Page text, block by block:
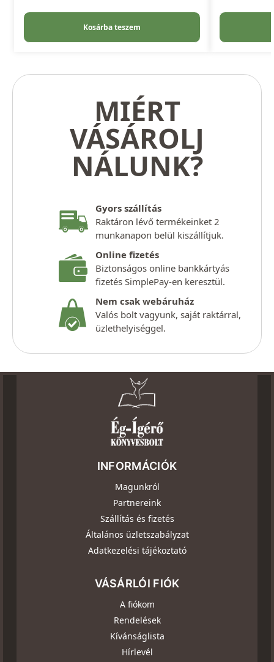
Kosárba teszem
MIÉRT
VÁSÁROLJ
NÁLUNK?
Gyors szállítás
Raktáron lévő termékeinket 2
munkanapon belül kiszállítjuk.
Online fizetés
Biztonságos online bankkártyás
fizetés SimplePay-en keresztül.
Nem csak webáruház
Valós bolt vagyunk, saját raktárral,
üzlethelyiséggel.
INFORMÁCIÓK
Magunkról
Partnereink
Szállítás és fizetés
Általános üzletszabályzat
Adatkezelési tájékoztató
VÁSÁRLÓI FIÓK
A fiókom
Rendelések
Kívánságlista
Hírlevél